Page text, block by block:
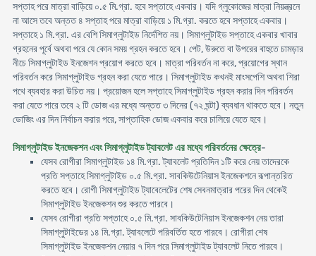
সপ্তাহ পরে মাত্রা বাড়িয়ে ০.৫ মি.গ্রা. হবে সপ্তাহে একবার। যদি গ্লুকোজের মাত্রা নিয়ন্ত্রনে
না আসে তবে অন্তত ৪ সপ্তাহ পরে মাত্রা বাড়িয়ে ১ মি.গ্রা. করতে হবে সপ্তাহে একবার।
সপ্তাহে ১ মি.গ্রা. এর বেশি সিমাগ্লুটাইড নির্দেশিত নয়। সিমাগ্লুটাইড সপ্তাহে একবার খাবার
গ্রহনের পূর্বে অথবা পরে যে কোন সময় গ্রহন করতে হবে। পেট, উরুতে বা উপরের বাহুতে চামড়ার
নীচে সিমাগ্লুটাইড ইনজেশন প্রয়োগ করতে হবে। মাত্রা পরিবর্তন না করে, প্রয়োগের স্থান
পরিবর্তন করে সিমাগ্লুটাইড গ্রহন করা যেতে পারে। সিমাগ্লুটাইড কখনই মাংসপেশি অথবা শিরা
পথে ব্যবহার করা উচিত নয়। প্রয়োজন হলে সপ্তাহে সিমাগ্লুটাইড গ্রহন করার দিন পরিবর্তন
করা যেতে পারে তবে ২ টি ডোজ এর মধ্যে অন্তত ৩ দিনের (৭২ ঘন্টা) ব্যবধান থাকতে হবে। নতুন
ডোজিং এর দিন নির্বাচন করার পরে, সাপ্তাহিক ডোজ একবার করে চালিয়ে যেতে হবে।
সিমাগ্লুটাইড ইনজেকশন এবং সিমাগ্লুটাইড ট্যাবলেট এর মধ্যে পরিবর্তনের ক্ষেত্রে-
যেসব রোগীরা সিমাগ্লুটাইড ১৪ মি.গ্রা. ট্যাবলেট প্রতিদিন ১টি করে নেয় তাদেরকে
প্রতি সপ্তাহে সিমাগ্লুটাইড ০.৫ মি.গ্রা. সাবকিউটেনিয়াস ইনজেকশনে রূপান্তরিত
করতে হবে। রোগী সিমাগ্লুটাইড ট্যাবেলেটের শেষ সেবনমাত্রার পরের দিন থেকেই
সিমাগ্লুটাইড ইনজেকশন শুর করতে পারবে।
যেসব রোগীরা প্রতি সপ্তাহে ০.৫ মি.গ্রা. সাবকিউটেনিয়াস ইনজেকশন নেয় তারা
সিমাগ্লুটাইডের ১৪ মি.গ্রা. ট্যাবলেটে পরিবর্তিত হতে পারবে। রোগীরা শেষ
সিমাগ্লুটাইড ইনজেকশন নেয়ার ৭ দিন পরে সিমাগ্লুটাইড ট্যাবলেট নিতে পারবে।